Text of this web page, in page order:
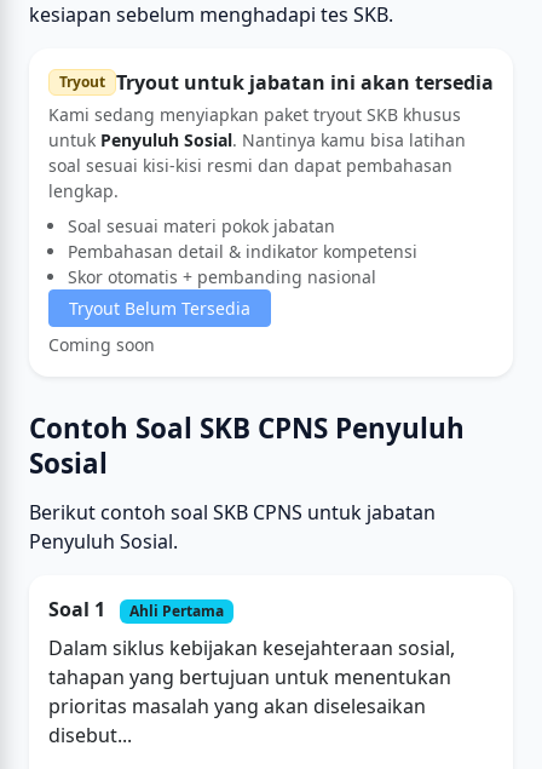
kesiapan sebelum menghadapi tes SKB.
Tryout Tryout untuk jabatan ini akan tersedia
Kami sedang menyiapkan paket tryout SKB khusus
untuk Penyuluh Sosial. Nantinya kamu bisa latihan
soal sesuai kisi-kisi resmi dan dapat pembahasan
lengkap.
Soal sesuai materi pokok jabatan
Pembahasan detail & indikator kompetensi
Skor otomatis + pembanding nasional
Tryout Belum Tersedia
Coming soon
Contoh Soal SKB CPNS Penyuluh
Sosial
Berikut contoh soal SKB CPNS untuk jabatan
Penyuluh Sosial.
Soal 1 Ahli Pertama
Dalam siklus kebijakan kesejahteraan sosial,
tahapan yang bertujuan untuk menentukan
prioritas masalah yang akan diselesaikan
disebut...